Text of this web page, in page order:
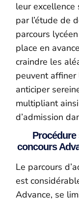
leur
par l’étude de
parcours
place en
craindre les
peuvent
anticiper
multipliant
d’admission
concours
Le parcours
est
Advance, se